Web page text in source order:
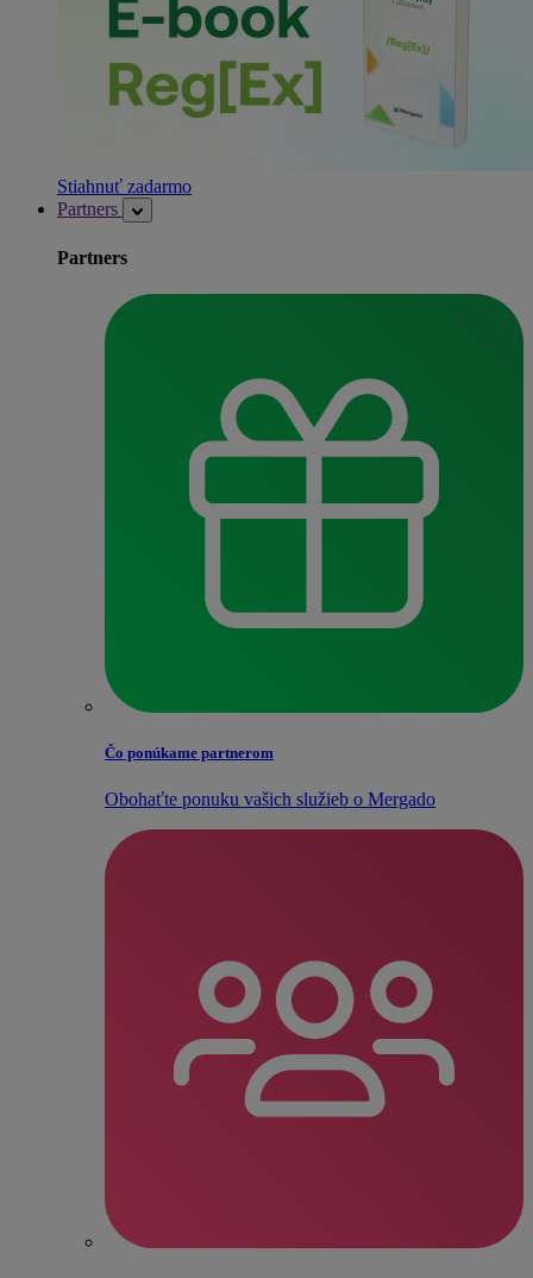
Stiahnuť zadarmo
Partners
Partners
Čo ponúkame partnerom
Obohaťte ponuku vašich služieb o Mergado